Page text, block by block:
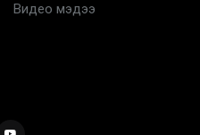
Видео мэдээ